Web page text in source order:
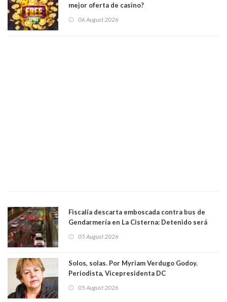
mejor oferta de casino?
06 August 2026
Fiscalía descarta emboscada contra bus de
Gendarmería en La Cisterna: Detenido será
05 August 2026
Solos, solas. Por Myriam Verdugo Godoy.
Periodista, Vicepresidenta DC
05 August 2026